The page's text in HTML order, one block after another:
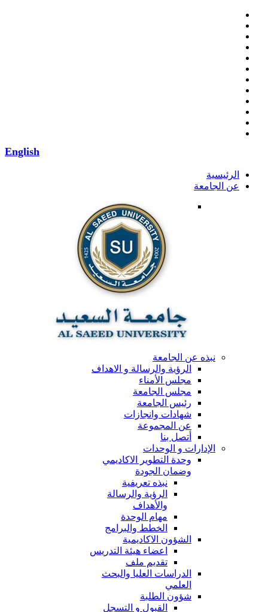
English
الرئيسية
عن الجامعة
نبذه عن الجامعة
الرؤية والرسالة و الاهداف
مجلس الأمناء
مجلس الجامعة
رئيس الجامعة
شهادات وانجازات
عن المجموعة
أتصل بنا
الإدارات و الوحدات
وحدة التطوير الاكاديمي
وضمان الجودة
نبذه تعريفية
الرؤية والرسالة
والأهداف
مهام الوحدة
الخطط والبرامج
الشؤون الاكاديمية
اعضاء هيئة التدريس
تقديم ملف
الدراسات العليا والبحث
العلمي
شؤون الطلبة
القبول و التسجل